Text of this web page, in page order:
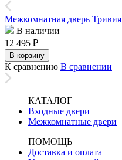
Межкомнатная дверь Тривия
В наличии
12 495 ₽
В корзину
К сравнению В сравнении
КАТАЛОГ
Входные двери
Межкомнатные двери
ПОМОЩЬ
Доставка и оплата